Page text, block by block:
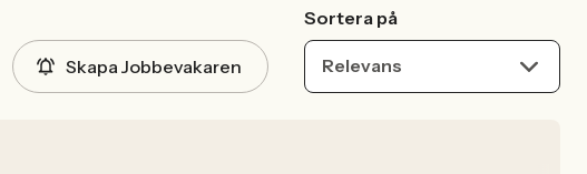
Skapa Jobbevakaren
Sortera på
Relevans